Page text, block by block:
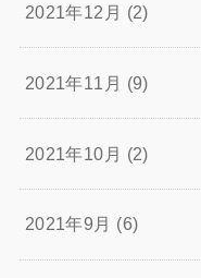
2021年12月 (2)
2021年11月 (9)
2021年10月 (2)
2021年9月 (6)